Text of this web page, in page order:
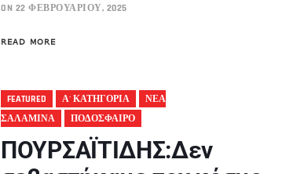
ON 22 ΦΕΒΡΟΥΑΡΊΟΥ, 2025
READ MORE
FEATURED Α' ΚΑΤΗΓΟΡΙΑ
ΝΕΑ
ΣΑΛΑΜΙΝΑ
ΠΟΔΟΣΦΑΙΡΟ
ΠΟΥΡΣΑΪΤΙΔΗΣ:Δεν